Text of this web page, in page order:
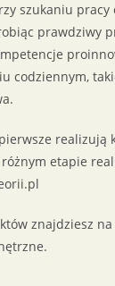
szukaniu pracy
prawdziwy
codziennym,
realizują
etapie
znajdziesz